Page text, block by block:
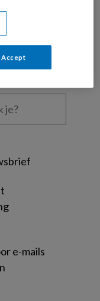
e-mails
Accept